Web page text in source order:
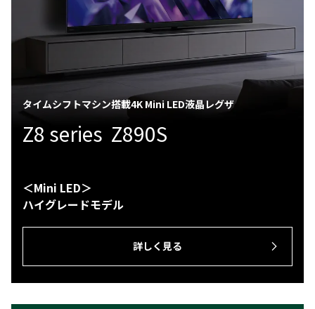
タイムシフトマシン搭載4K Mini LED液晶レグザ
Z8 series Z890S
＜Mini LED＞
ハイグレードモデル
詳しく見る